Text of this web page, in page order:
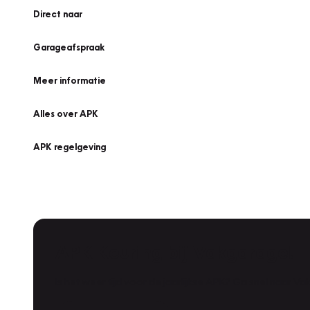
Direct naar
Garageafspraak
Meer informatie
Alles over APK
APK regelgeving